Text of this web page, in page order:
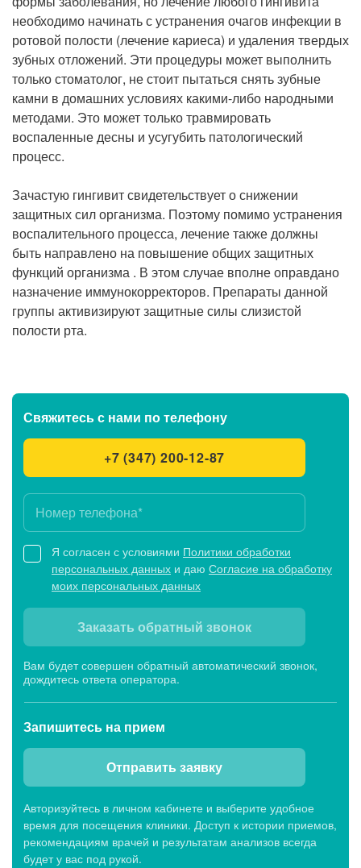
необходимо начинать с устранения очагов инфекции в
ротовой полости (лечение кариеса) и удаления твердых
зубных отложений. Эти процедуры может выполнить
только стоматолог, не стоит пытаться снять зубные
камни в домашних условиях какими-либо народными
методами. Это может только травмировать
воспаленные десны и усугубить патологический
процесс.
Зачастую гингивит свидетельствует о снижении
защитных сил организма. Поэтому помимо устранения
воспалительного процесса, лечение также должны
быть направлено на повышение общих защитных
функций организма . В этом случае вполне оправдано
назначение иммунокорректоров. Препараты данной
группы активизируют защитные силы слизистой
полости рта.
Свяжитесь с нами по телефону
+7 (347) 200-12-87
Я согласен с условиями Политики обработки
персональных данных и даю Согласие на обработку
моих персональных данных
Заказать обратный звонок
Вам будет совершен обратный автоматический звонок,
дождитесь ответа оператора.
Запишитесь на прием
Отправить заявку
Авторизуйтесь в личном кабинете и выберите удобное
время для посещения клиники. Доступ к истории приемов,
рекомендациям врачей и результатам анализов всегда
будет у вас под рукой.